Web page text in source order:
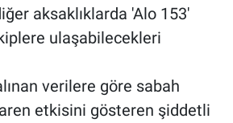
aksaklıklarda 'Alo 153'
ulaşabilecekleri
verilere göre sabah
etkisini gösteren şiddetli